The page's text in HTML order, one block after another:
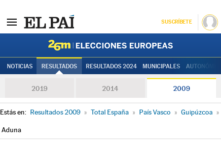
SUSCRÍBETE
NOTICIAS RESULTADOS RESULTADOS 2024 MUNICIPALES
2019 2014 2009
Estás en: Resultados 2009 » Total España » País Vasco » Guipúzcoa »
Aduna